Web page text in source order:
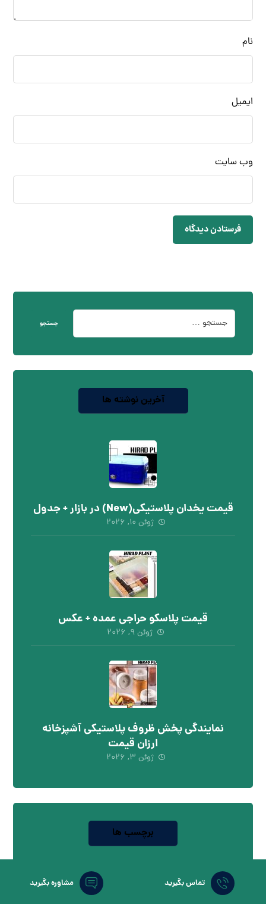
نام
ایمیل
وب‌ سایت
فرستادن دیدگاه
جستجو
آخرین نوشته ها
قیمت یخدان پلاستیکی(New) در بازار + جدول
ژوئن ۱۰, ۲۰۲۶
قیمت پلاسکو حراجی عمده + عکس
ژوئن ۹, ۲۰۲۶
نمایندگی پخش ظروف پلاستیکی آشپزخانه
ارزان قیمت
ژوئن ۳, ۲۰۲۶
برچسب ها
انواع میز پلاستیکی
انواع گلدان پلاستیکی
تماس بگیرید مشاوره بگیرید